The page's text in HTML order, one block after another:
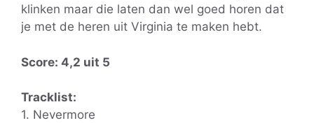
klinken maar die laten dan wel goed horen dat
je met de heren uit Virginia te maken hebt.
Score: 4,2 uit 5
Tracklist:
1. Nevermore